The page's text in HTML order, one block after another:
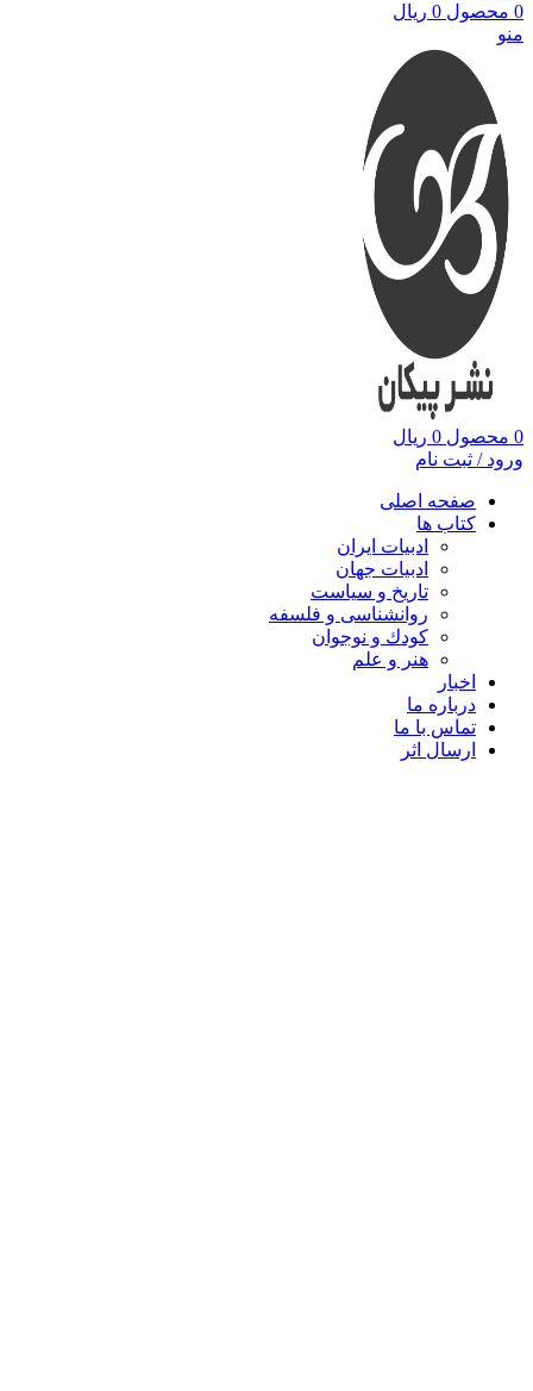
0 محصول 0 ریال
منو
0 محصول 0 ریال
ورود / ثبت نام
صفحه اصلی
کتاب ها
ادبیات ایران
ادبیات جهان
تاریخ و سیاست
روانشناسی و فلسفه
کودك و نوجوان
هنر و علم
اخبار
درباره ما
تماس با ما
ارسال اثر